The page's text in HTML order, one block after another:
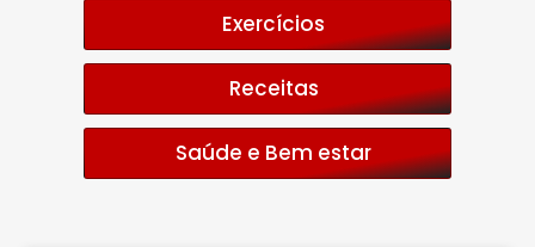
Exercícios
Receitas
Saúde e Bem estar